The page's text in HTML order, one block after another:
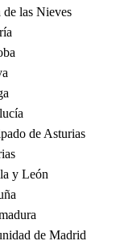
de las Nieves
de Asturias
y León
de Madrid